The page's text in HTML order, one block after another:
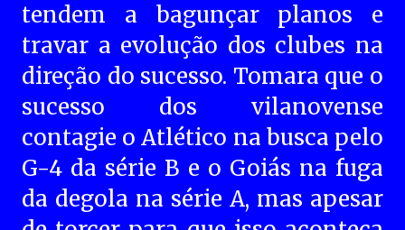
tendem a bagunçar planos e
travar a evolução dos clubes na
direção do sucesso. Tomara que o
sucesso dos vilanovense
contagie o Atlético na busca pelo
G-4 da série B e o Goiás na fuga
da degola na série A, mas apesar